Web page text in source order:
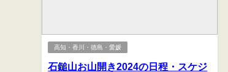
高知・香川・徳島・愛媛
石鎚山お山開き2024の日程・スケジ